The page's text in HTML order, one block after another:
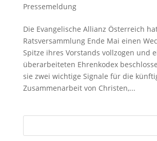
Pressemeldung
Die Evangelische Allianz Österreich
Ratsversammlung Ende Mai einen
Spitze ihres Vorstands vollzogen und
überarbeiteten Ehrenkodex
sie zwei wichtige Signale für die
Zusammenarbeit von Christen,...